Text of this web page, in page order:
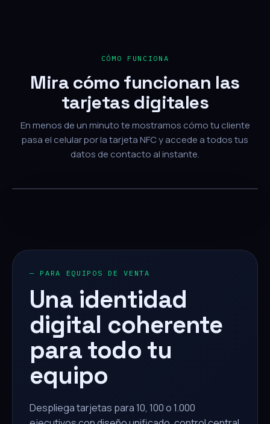
CÓMO FUNCIONA
Mira cómo funcionan las
tarjetas digitales
En menos de un minuto te mostramos cómo tu cliente
pasa el celular por la tarjeta NFC y accede a todos tus
datos de contacto al instante.
— PARA EQUIPOS DE VENTA
Una identidad
digital coherente
para todo tu
equipo
Despliega tarjetas para 10, 100 o 1.000